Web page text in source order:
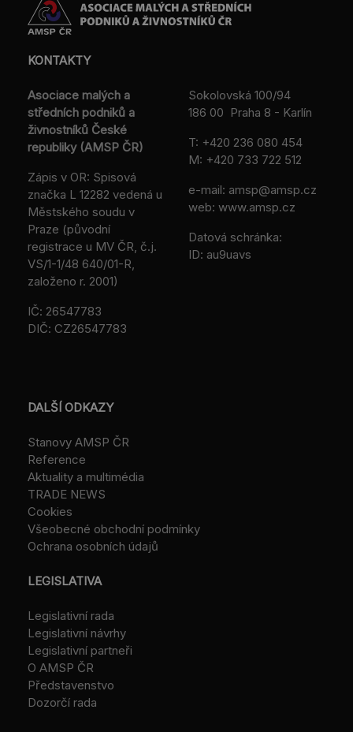
KONTAKTY
Asociace malých a
středních podniků a
živnostníků České
republiky (AMSP ČR)
Zápis v OR: Spisová
značka L 12282 vedená u
Městského soudu v
Praze (původní
registrace u MV ČR, č.j.
VS/1-1/48 640/01-R,
založeno r. 2001)
IČ: 26547783
DIČ: CZ26547783
Sokolovská 100/94
186 00 Praha 8 - Karlín
T: +420 236 080 454
M: +420 733 722 512
e-mail: amsp@amsp.cz
web: www.amsp.cz
Datová schránka:
ID: au9uavs
DALŠÍ ODKAZY
Stanovy AMSP ČR
Reference
Aktuality a multimédia
TRADE NEWS
Cookies
Všeobecné obchodní podmínky
Ochrana osobních údajů
LEGISLATIVA
Legislativní rada
Legislativní návrhy
Legislativní partneři
O AMSP ČR
Představenstvo
Dozorčí rada